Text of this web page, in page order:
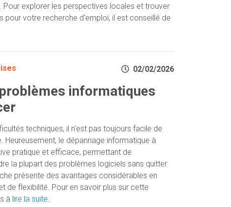
Pour explorer les perspectives locales et trouver
pour votre recherche d'emploi, il est conseillé de
02/02/2026
informatiques
techniques, il n'est pas toujours facile de
Heureusement, le dépannage informatique à
pratique et efficace, permettant de
la plupart des problèmes logiciels sans quitter
présente des avantages considérables en
de flexibilité. Pour en savoir plus sur cette
à lire la suite.